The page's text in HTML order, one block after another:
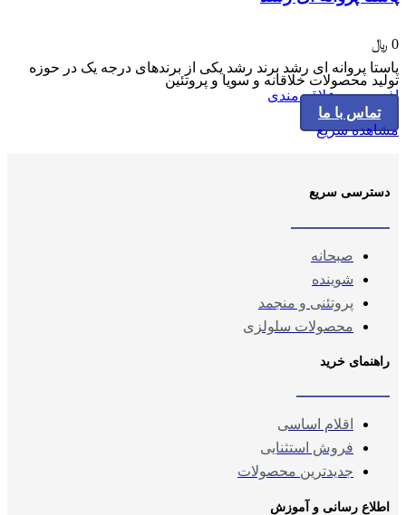
The
chosen
on
the
0 ﷼
پاستا پروانه ای رشد برند رشد یکی از برندهای درجه یک در حوزه
تولید محصولات خلاقانه و سویا و پروتئین
افزودن به علاقه مندی
تماس با ما
مشاهده سریع
دسترسی سریع
صبحانه
شوینده
پروتئنی و منجمد
محصولات سلولزی
راهنمای خرید
اقلام اساسی
فروش استثنایی
جدیدترین محصولات
اطلاع رسانی و آموزش